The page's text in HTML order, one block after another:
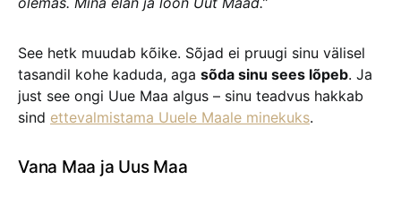
See hetk muudab kõike. Sõjad ei pruugi sinu välisel
tasandil kohe kaduda, aga sõda sinu sees lõpeb. Ja
just see ongi Uue Maa algus – sinu teadvus hakkab
sind ettevalmistama Uuele Maale minekuks.
Vana Maa ja Uus Maa